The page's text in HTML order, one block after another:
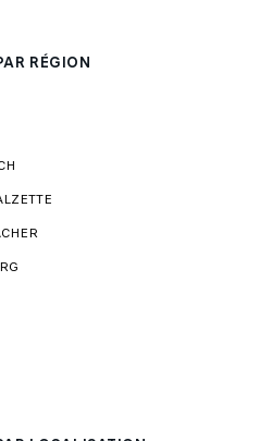
RÉGION